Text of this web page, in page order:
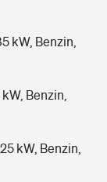
kW, Benzin,
Benzin,
kW, Benzin,